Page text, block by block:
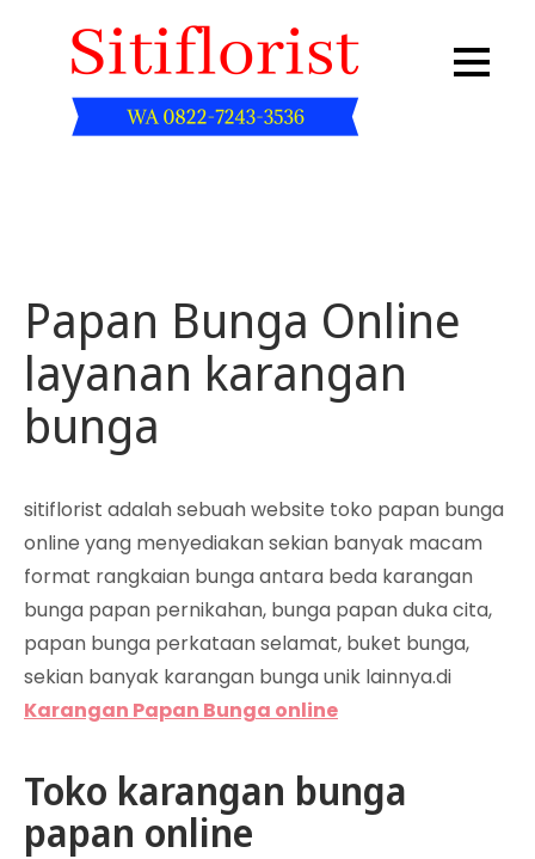
content
Papan Bunga Online
layanan karangan
bunga
sitiflorist adalah sebuah website toko papan bunga
online yang menyediakan sekian banyak macam
format rangkaian bunga antara beda karangan
bunga papan pernikahan, bunga papan duka cita,
papan bunga perkataan selamat, buket bunga,
sekian banyak karangan bunga unik lainnya.di
Karangan Papan Bunga online
Toko karangan bunga
papan online